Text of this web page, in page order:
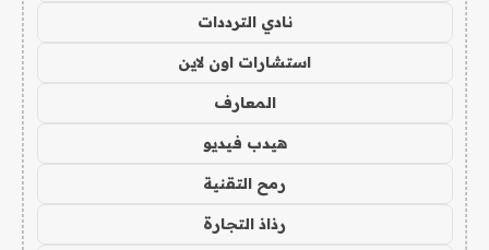
نادي الترددات
استشارات اون لاين
المعارف
هيدب فيديو
رمح التقنية
رذاذ التجارة